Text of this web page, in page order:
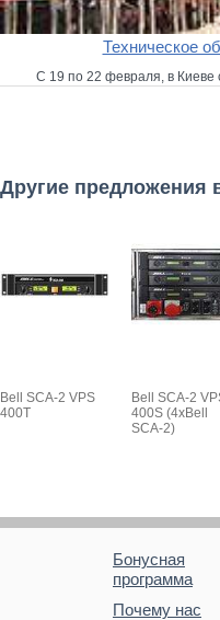
Техническое
С 19 по 22 февраля, в Киеве
Другие предложения
Bell SCA-2 VPS
400T
Bell SCA-2
400S (4хBell
SCA-2)
Бонусная
программа
Почему нас